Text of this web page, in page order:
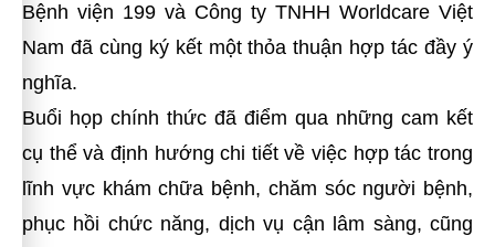
Bệnh viện 199 và Công ty TNHH Worldcare Việt
Nam đã cùng ký kết một thỏa thuận hợp tác đầy ý
nghĩa.
Buổi họp chính thức đã điểm qua những cam kết
cụ thể và định hướng chi tiết về việc hợp tác trong
lĩnh vực khám chữa bệnh, chăm sóc người bệnh,
phục hồi chức năng, dịch vụ cận lâm sàng, cũng